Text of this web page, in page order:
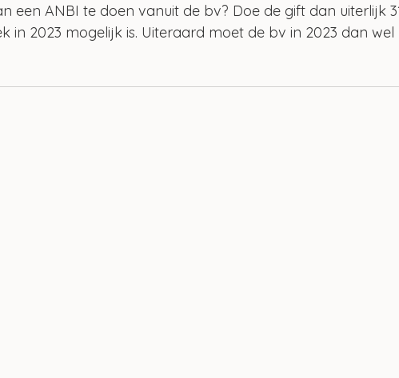
een ANBI te doen vanuit de bv? Doe de gift dan uiterlijk
in 2023 mogelijk is. Uiteraard moet de bv in 2023 dan wel